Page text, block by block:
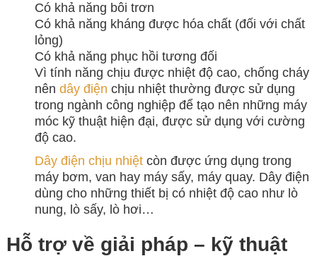
Có khả năng bôi trơn
Có khả năng kháng được hóa chất (đối với chất
lỏng)
Có khả năng phục hồi tương đối
Vì tính năng chịu được nhiệt độ cao, chống cháy
nên dây điện chịu nhiệt thường được sử dụng
trong ngành công nghiệp để tạo nên những máy
móc kỹ thuật hiện đại, được sử dụng với cường
độ cao.
Dây điện chịu nhiệtcòn được ứng dụng trong
máy bơm, van hay máy sấy, máy quay. Dây điện
dùng cho những thiết bị có nhiệt độ cao như lò
nung, lò sấy, lò hơi…
Hỗ trợ về giải pháp – kỹ thuật